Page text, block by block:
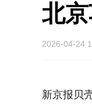
北
2026-04-24
新京报贝